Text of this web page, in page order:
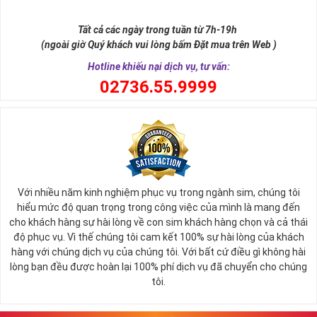
tài lộc, may mắn cho chủ sở hữu. Thật vậy, số 5 đứng giữa dãy số
tự nhiên, nó tượng trưng cho ngũ hành (Kim – Mộc – Thủy – Hỏa –
), đạo quân tử có (Nhân - Nghĩa - Lễ - Trí – Tín), trong cuộc sống
Phúc, Lộc, Thọ, Khang, Ninh). Đó là 5 yếu tố cho cuộc
sống sự hòa hợp, yên ổn, an lành. Cũng bởi vậy, các chuyên gia
được sự hòa hợp, thuận lợi, bình an trong cuộc sống, sự nghiệp để
nhanh chóng thành công, tiến tới những vị trí cao nhất.
Tất cả các ngày trong tuần từ 7h-19h
(ngoài giờ Quý khách vui lòng bấm Đặt mua trên Web )
Hotline khiếu nại dịch vụ, tư vấn:
02736.55.9999
Với nhiều năm kinh nghiệm phục vụ trong ngành sim, chúng tôi
hiểu mức độ quan trọng trong công việc của mình là mang đến
cho khách hàng sự hài lòng về con sim khách hàng chọn và cả thái
độ phục vụ. Vì thế chúng tôi cam kết 100% sự hài lòng của khách
hàng với chúng dịch vụ của chúng tôi. Với bất cứ điều gì không hài
lòng bạn đều được hoàn lại 100% phí dịch vụ đã chuyển cho chúng
tôi.